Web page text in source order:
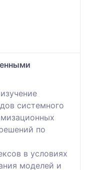
системного
по
в условиях
моделей и